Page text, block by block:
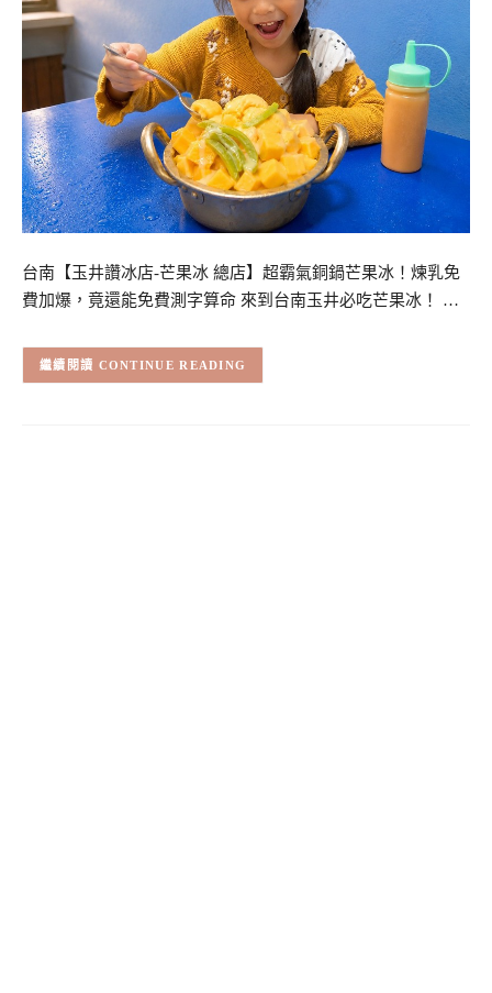
台南【玉井讚冰店-芒果冰 總店】超霸氣銅鍋芒果冰！煉乳免
費加爆，竟還能免費測字算命 來到台南玉井必吃芒果冰！ …
CONTINUE READING